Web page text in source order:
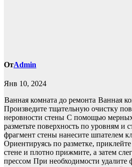
ОтAdmin
Янв 10, 2024
Ванная комната до ремонта Ванная
Произведите тщательную очистку
неровности стены С помощью мерных
разметьте поверхность по уровням и
фрагмент стены нанесите шпателем
Ориентируясь по разметке,
стене и плотно прижмите, а затем
прессом При необходимости удалите